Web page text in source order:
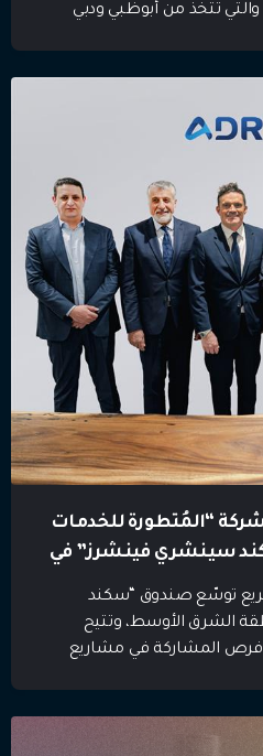
تتخذ من أبوظبي ودبي
[…]
“المُتطورة للخدمات
سينشري فينشرز” في
في سوق عقاري عالي
توسّع صندوق “سكند
الشرق الأوسط، وتتيح
فرص المشاركة في مشاريع